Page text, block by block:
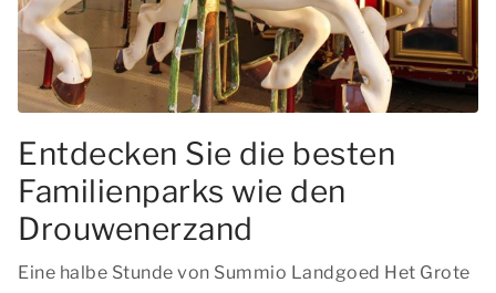
Entdecken Sie die besten
Familienparks wie den
Drouwenerzand
Eine halbe Stunde von Summio Landgoed Het Grote